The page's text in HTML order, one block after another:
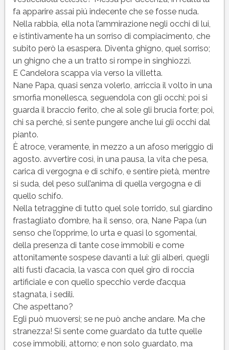
fa apparire assai piú indecente che se fosse nuda.
Nella rabbia, ella nota l’ammirazione negli occhi di lui,
e istintivamente ha un sorriso di compiacimento, che
subito però la esaspera. Diventa ghigno, quel sorriso;
un ghigno che a un tratto si rompe in singhiozzi.
E Candelora scappa via verso la villetta.
Nane Papa, quasi senza volerlo, arriccia il volto in una
smorfia monellesca, seguendola con gli occhi; poi si
guarda il braccio ferito, che al sole gli brucia forte; poi,
chi sa perché, si sente pungere anche lui gli occhi dal
pianto.
È atroce, veramente, in mezzo a un afoso meriggio di
agosto. avvertire così, in una pausa, la vita che pesa,
carica di vergogna e di schifo, e sentire pietà, mentre
si suda, del peso sull’anima di quella vergogna e di
quello schifo.
Nella tetraggine di tutto quel sole torrido, sul giardino
frastagliato d’ombre, ha il senso, ora, Nane Papa (un
senso che l’opprime, lo urta e quasi lo sgomentai,
della presenza di tante cose immobili e come
attonitamente sospese davanti a lui: gli alberi, quegli
alti fusti d’acacia, la vasca con quel giro di roccia
artificiale e con quello specchio verde d’acqua
stagnata, i sedili.
Che aspettano?
Egli può muoversi; se ne può anche andare. Ma che
stranezza! Si sente come guardato da tutte quelle
cose immobili, attorno; e non solo guardato, ma